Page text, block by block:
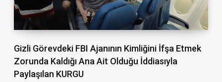
Gizli Görevdeki FBI Ajanının Kimliğini İfşa Etmek
Zorunda Kaldığı Ana Ait Olduğu İddiasıyla
Paylaşılan KURGU